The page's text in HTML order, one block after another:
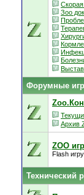
Зоо
Форумные
Архив
ZOO
Flash
Технический